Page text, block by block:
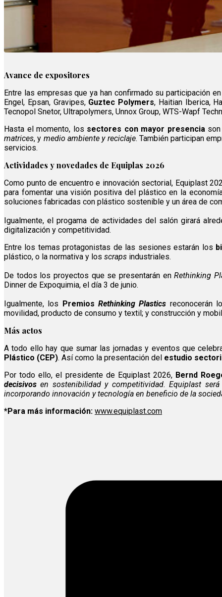
Avance de expositores
Entre las empresas que ya han confirmado su participación
Engel, Epsan, Gravipes, Guztec Polymers, Haitian Iberica,
Tecnopol Snetor, Ultrapolymers, Unnox Group, WTS-Wapf
Hasta el momento, los sectores con mayor presenciason
matrices, y medio ambiente y reciclaje. También participan
servicios.
Actividades y novedades de Equiplas 2026
Como punto de encuentro e innovación sectorial, Equiplast
para fomentar una visión positiva del plástico en la
soluciones fabricadas con plástico sostenible y un área de
Igualmente, el progama de actividades del salón girará
digitalización y competitividad.
Entre los temas protagonistas de las sesiones estarán los
plástico, o la normativa y los scraps industriales.
De todos los proyectos que se presentarán enRethinking
Dinner de Expoquimia, el día 3 de junio.
Igualmente, los PremiosRethinking Plastics reconocerán
movilidad, producto de consumo y textil; y construcción y
Más actos
A todo ello hay que sumar las jornadas y eventos que
Plástico (CEP). Así como la presentación del estudio
Por todo ello, el presidente de Equiplast 2026, Bernd
decisivos en sostenibilidad y competitividad. Equiplast
incorporando innovación y tecnología en beneficio de la
*Para más información: www.equiplast.com